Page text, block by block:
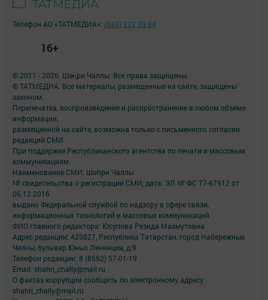
© 2011 - 2026. Шәһри Чаллы. Все права защищены.
© ТАТМЕДИА. Все материалы, размещенные на сайте, защищены
законом.
Перепечатка, воспроизведение и распространение в любом объеме
информации,
размещенной на сайте, возможна только с письменного согласия
редакций СМИ.
При поддержке Республиканского агентства по печати и массовым
коммуникациям.
Наименование СМИ: Шəhри Чаллы
№ свидетельства о регистрации СМИ, дата: ЭЛ № ФС 77-67912 от
06.12.2016
выдано Федеральной службой по надзору в сфере связи,
информационных технологий и массовых коммуникаций
ФИО главного редактора: Юсупова Резида Махмутовна
Адрес редакции: 423827, Республика Татарстан, город Набережные
Челны, бульвар Юных Ленинцев, д.9
Телефон редакции: 8 (8552) 57-01-19
Email: shahri_chally@mail.ru
О фактах коррупции сообщить по электронному адресу:
shahri_chally@mail.ru
Телефон АО «ТАТМЕДИА»: (843) 222 09 84
16+